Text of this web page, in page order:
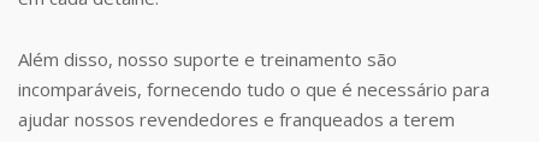
Além disso, nosso suporte e treinamento são
incomparáveis, fornecendo tudo o que é necessário para
ajudar nossos revendedores e franqueados a terem